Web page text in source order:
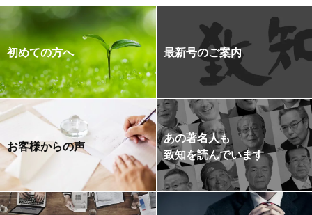
初めての方へ 最新号のご案内
お客様からの声
あの著名人も
致知を読んでいます